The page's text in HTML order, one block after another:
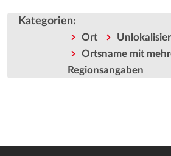
Kategorien:
Ort
Ortsname mit
Regionsangaben